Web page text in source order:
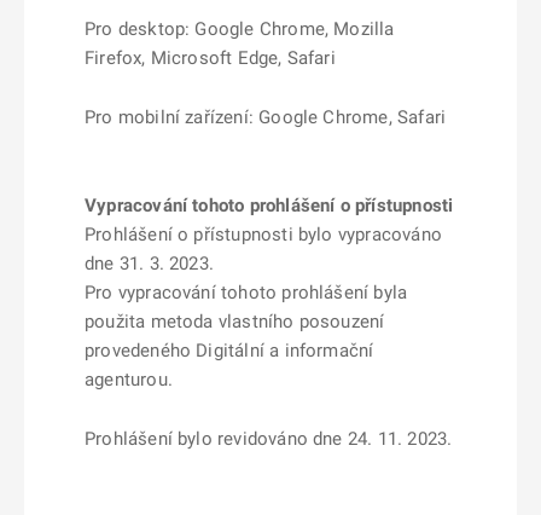
Pro desktop: Google Chrome, Mozilla
Firefox, Microsoft Edge, Safari
Pro mobilní zařízení: Google Chrome, Safari
Vypracování tohoto prohlášení o přístupnosti
Prohlášení o přístupnosti bylo vypracováno
dne 31. 3. 2023.
Pro vypracování tohoto prohlášení byla
použita metoda vlastního posouzení
provedeného Digitální a informační
agenturou.
Prohlášení bylo revidováno dne 24. 11. 2023.